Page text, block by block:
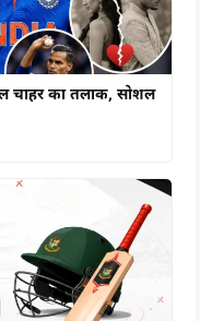
चाहर का तलाक, सोशल